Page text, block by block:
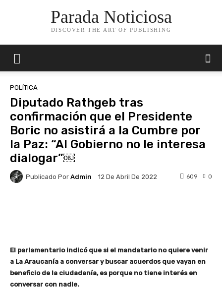
Parada Noticiosa
DISCOVER THE ART OF PUBLISHING
POLÍTICA
Diputado Rathgeb tras
confirmación que el Presidente
Boric no asistirá a la Cumbre por
la Paz: “Al Gobierno no le interesa
dialogar”￼
Publicado Por Admin 12 De Abril De 2022 0
609
El parlamentario indicó que si el mandatario no quiere venir
a La Araucanía a conversar y buscar acuerdos que vayan en
beneficio de la ciudadanía, es porque no tiene interés en
conversar con nadie.